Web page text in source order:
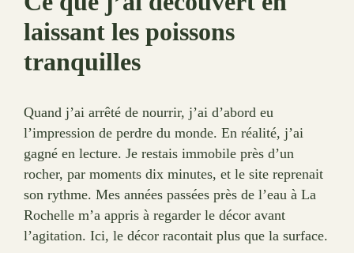
laissant les poissons
tranquilles
Quand j’ai arrêté de nourrir, j’ai d’abord eu
l’impression de perdre du monde. En réalité, j’ai
gagné en lecture. Je restais immobile près d’un
rocher, par moments dix minutes, et le site reprenait
son rythme. Mes années passées près de l’eau à La
Rochelle m’a appris à regarder le décor avant
l’agitation. Ici, le décor racontait plus que la surface.